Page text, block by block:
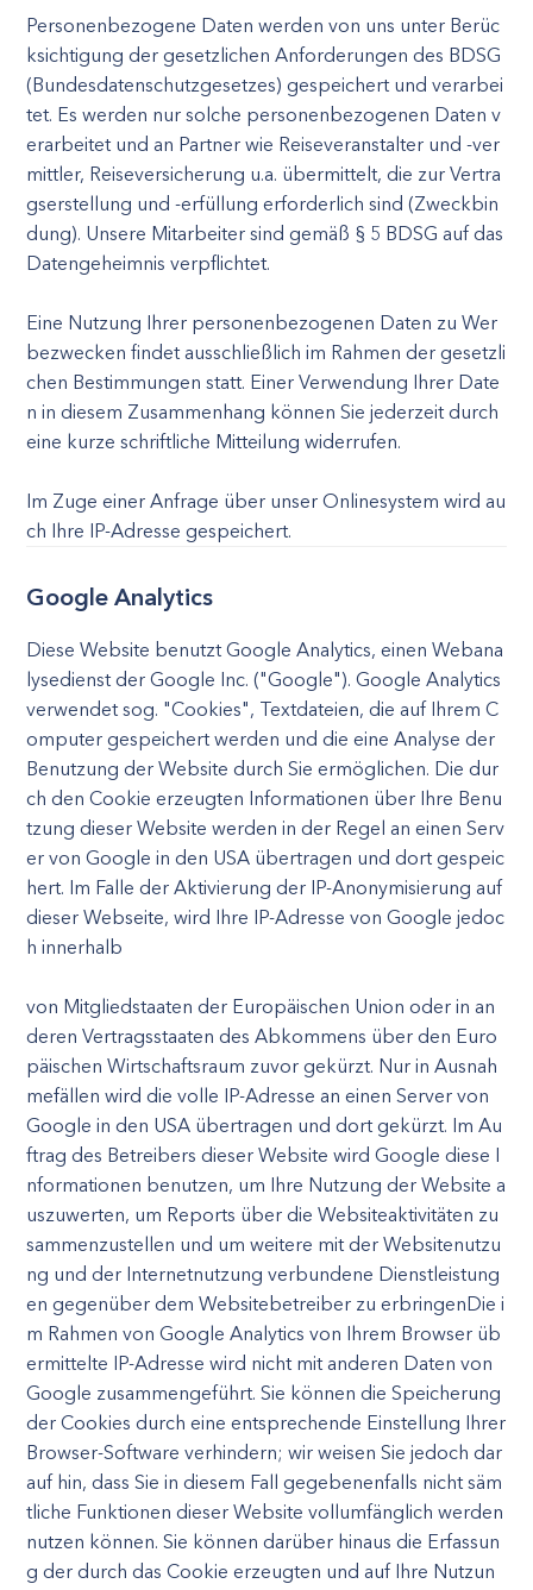
Personenbezogene Daten werden von uns unter Berüc
ksichtigung der gesetzlichen Anforderungen des BDSG
(Bundesdatenschutzgesetzes) gespeichert und verarbei
tet. Es werden nur solche personenbezogenen Daten v
erarbeitet und an Partner wie Reiseveranstalter und -ver
mittler, Reiseversicherung u.a. übermittelt, die zur Vertra
gserstellung und -erfüllung erforderlich sind (Zweckbin
dung). Unsere Mitarbeiter sind gemäß § 5 BDSG auf das
Datengeheimnis verpflichtet.
Eine Nutzung Ihrer personenbezogenen Daten zu Wer
bezwecken findet ausschließlich im Rahmen der gesetzli
chen Bestimmungen statt. Einer Verwendung Ihrer Date
n in diesem Zusammenhang können Sie jederzeit durch
eine kurze schriftliche Mitteilung widerrufen.
Im Zuge einer Anfrage über unser Onlinesystem wird au
ch Ihre IP-Adresse gespeichert.
Google Analytics
Diese Website benutzt Google Analytics, einen Webana
lysedienst der Google Inc. ("Google"). Google Analytics
verwendet sog. "Cookies", Textdateien, die auf Ihrem C
omputer gespeichert werden und die eine Analyse der
Benutzung der Website durch Sie ermöglichen. Die dur
ch den Cookie erzeugten Informationen über Ihre Benu
tzung dieser Website werden in der Regel an einen Serv
er von Google in den USA übertragen und dort gespeic
hert. Im Falle der Aktivierung der IP-Anonymisierung auf
dieser Webseite, wird Ihre IP-Adresse von Google jedoc
h innerhalb
von Mitgliedstaaten der Europäischen Union oder in an
deren Vertragsstaaten des Abkommens über den Euro
päischen Wirtschaftsraum zuvor gekürzt. Nur in Ausnah
mefällen wird die volle IP-Adresse an einen Server von
Google in den USA übertragen und dort gekürzt. Im Au
ftrag des Betreibers dieser Website wird Google diese I
nformationen benutzen, um Ihre Nutzung der Website a
uszuwerten, um Reports über die Websiteaktivitäten zu
sammenzustellen und um weitere mit der Websitenutzu
ng und der Internetnutzung verbundene Dienstleistung
en gegenüber dem Websitebetreiber zu erbringenDie i
m Rahmen von Google Analytics von Ihrem Browser üb
ermittelte IP-Adresse wird nicht mit anderen Daten von
Google zusammengeführt. Sie können die Speicherung
der Cookies durch eine entsprechende Einstellung Ihrer
Browser-Software verhindern; wir weisen Sie jedoch dar
auf hin, dass Sie in diesem Fall gegebenenfalls nicht säm
tliche Funktionen dieser Website vollumfänglich werden
nutzen können. Sie können darüber hinaus die Erfassun
g der durch das Cookie erzeugten und auf Ihre Nutzun